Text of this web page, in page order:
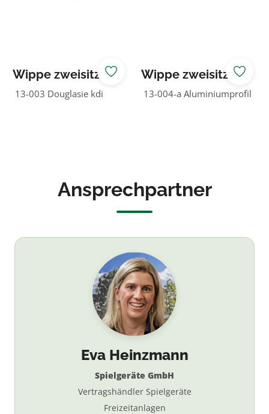
Wippe zweisitzig
13-003 Douglasie kdi
Wippe zweisitzig
13-004-a Aluminiumprofil
Ansprechpartner
Eva Heinzmann
Spielgeräte GmbH
Vertragshändler Spielgeräte
Freizeitanlagen